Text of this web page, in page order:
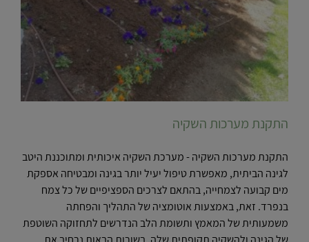
התקנת מערכות השקיה
התקנת מערכות השקיה - מערכת השקיה איכותית ומתוכננת היטב
לגינה הביתית, מאפשרת טיפול יעיל יותר בגינה ומבטיחה אספקת
מים קבועה לצמחייה, בהתאם לצרכים הספציפיים של כל צמח
בנפרד. זאת, באמצעות אוטומציה של התהליך והפחתה
משמעותית של המאמץ ותשומת הלב הנדרשים לתחזוקה השוטפת